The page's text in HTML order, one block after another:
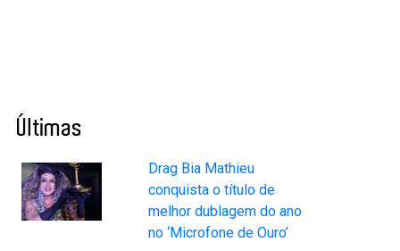
Últimas
Drag Bia Mathieu
conquista o título de
melhor dublagem do ano
no ‘Microfone de Ouro’